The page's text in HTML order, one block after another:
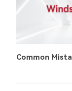
Common